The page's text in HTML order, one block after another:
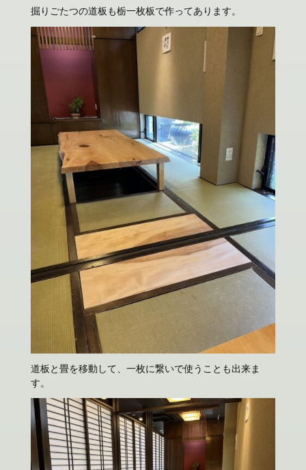
掘りごたつの道板も栃一枚板で作ってあります。
道板と畳を移動して、一枚に繋いで使うことも出来ま
す。